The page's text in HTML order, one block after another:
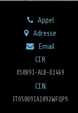
Appel
Adresse
Email
CIR
058091-ALB-01469
CIN
IT058091A1892WFQP9